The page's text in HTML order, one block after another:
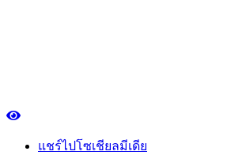
แชร์ไปโซเชียลมีเดีย